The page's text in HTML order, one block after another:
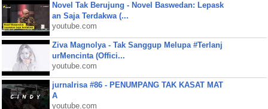
Novel Tak Berujung - Novel Baswedan: Lepask
an Saja Terdakwa (...
youtube.com
Ziva Magnolya - Tak Sanggup Melupa #Terlanj
urMencinta (Offici...
youtube.com
jurnalrisa #86 - PENUMPANG TAK KASAT MAT
A
youtube.com